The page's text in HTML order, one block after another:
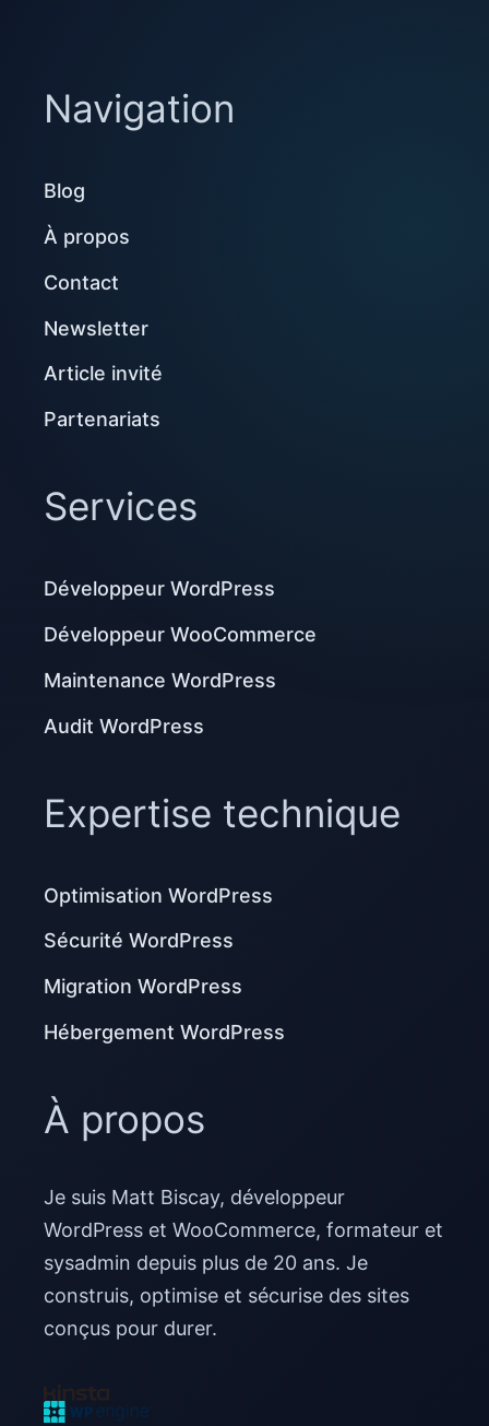
Navigation
Blog
À propos
Contact
Newsletter
Article invité
Partenariats
Services
Développeur WordPress
Développeur WooCommerce
Maintenance WordPress
Audit WordPress
Expertise technique
Optimisation WordPress
Sécurité WordPress
Migration WordPress
Hébergement WordPress
À propos
Je suis Matt Biscay, développeur
WordPress et WooCommerce, formateur et
sysadmin depuis plus de 20 ans. Je
construis, optimise et sécurise des sites
conçus pour durer.